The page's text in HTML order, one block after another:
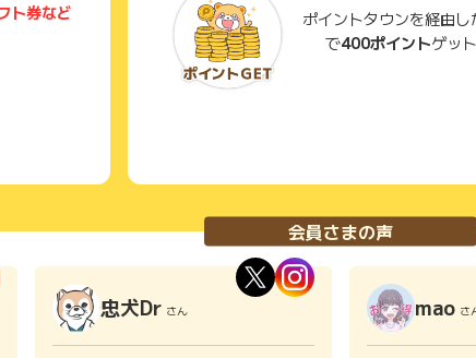
ト券など
ポイントタウンを経由し
で400ポイントゲッ
会員さまの声
忠犬Dr さん mao さ